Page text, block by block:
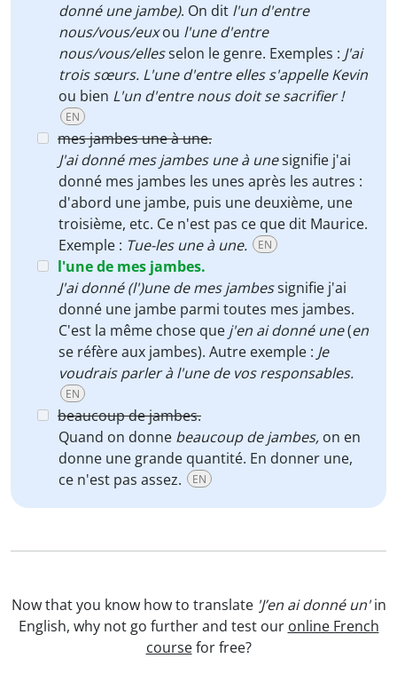
donné une jambe). On dit l'un d'entre
nous/vous/euxou l'une d'entre
nous/vous/ellesselon le genre. Exemples : J'ai
trois sœurs. L'une d'entre elles s'appelle Kevin
ou bien L'un d'entre nous doit se sacrifier !
EN
mes jambes une à une.
J'ai donné mes jambes une à unesignifie j'ai
donné mes jambes les unes après les autres :
d'abord une jambe, puis une deuxième, une
troisième, etc. Ce n'est pas ce que dit Maurice.
Exemple : Tue-les une à une. EN
l'une de mes jambes.
J'ai donné (l')une de mes jambessignifie j'ai
donné une jambe parmi toutes mes jambes.
C'est la même chose que j'en ai donné une(en
se réfère aux jambes). Autre exemple : Je
voudrais parler à l'une de vos responsables.
EN
beaucoup de jambes.
Quand on donne beaucoup de jambes, on en
donne une grande quantité. En donner une,
ce n'est pas assez.
EN
Now that you know how to translate 'J’en ai donné un'in
English, why not go further and test our online French
coursefor free?